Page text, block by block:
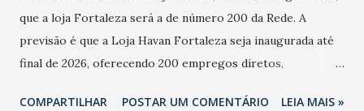
que a loja Fortaleza será a de número 200 da Rede. A
previsão é que a Loja Havan Fortaleza seja inaugurada até
final de 2026, oferecendo 200 empregos diretos,
COMPARTILHAR POSTAR UM COMENTÁRIO LEIA MAIS »